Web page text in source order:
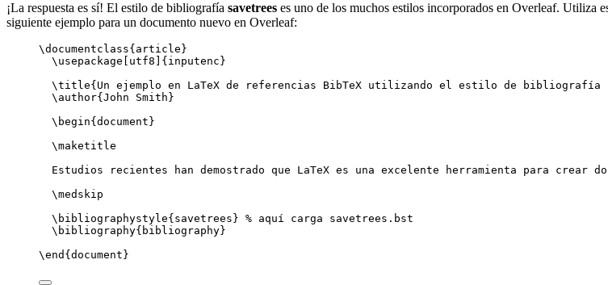
¡La respuesta es sí! El estilo de bibliografía savetrees es uno de los muchos estilos incorporados en Overleaf. Utiliza
siguiente ejemplo para un documento nuevo en Overleaf:
\documentclass{ article }
\usepackage
utf8 ]{ inputenc }
\title{Un ejemplo en LaTeX de referencias BibTeX utilizando el estilo de bibliografía
\author{John Smith}
\begin{ document }
\maketitle
Estudios recientes han demostrado que LaTeX es una excelente herramienta para crear
\medskip
\bibliographystyle{savetrees} % aquí carga savetrees.bst
\bibliography{bibliography}
\end { document }